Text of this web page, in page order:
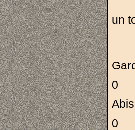
un
0
0